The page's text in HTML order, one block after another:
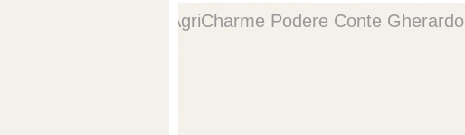
AgriCharme Podere Conte Gherardo